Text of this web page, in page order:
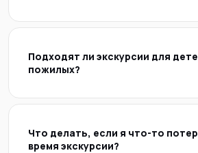
Подходят ли экскурсии для
пожилых?
Что делать, если я что-то
время экскурсии?